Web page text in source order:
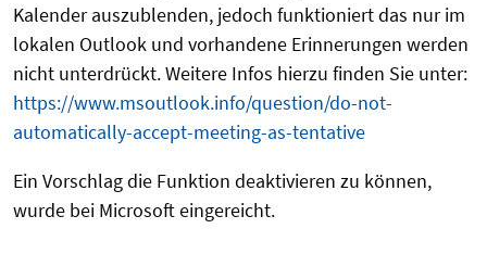
Kalender auszublenden, jedoch funktioniert das nur im
lokalen Outlook und vorhandene Erinnerungen werden
nicht unterdrückt. Weitere Infos hierzu finden Sie unter:
https://www.msoutlook.info/question/do-not-
automatically-accept-meeting-as-tentative
Ein Vorschlag die Funktion deaktivieren zu können,
wurde bei Microsoft eingereicht.